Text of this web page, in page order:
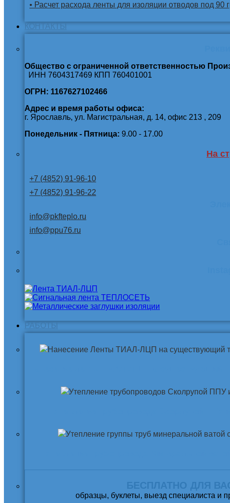
• Расчет расхода ленты для изоляции отводов под 90
КОНТАКТЫ
Общество с ограниченной ответственностью
ИНН 7604317469 КПП 760401001
ОГРН: 1167627102466
Адрес и время работы офиса:
г. Ярославль, ул. Магистральная, д. 14, офис 213 , 209
Понедельник - Пятница: 9.00 - 17.00
На
+7 (4852) 91-96-10
+7 (4852) 91-96-22
info@pkfteplo.ru
info@ppu76.ru
РАБОТЫ
образцы, буклеты, выезд специалиста и